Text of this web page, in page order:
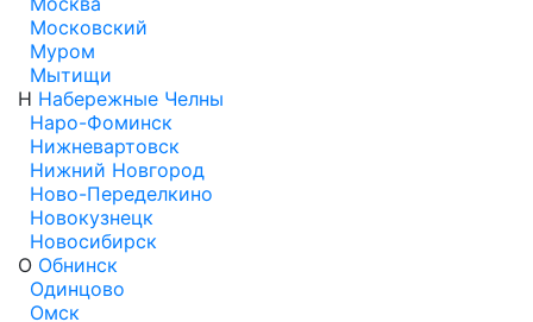
Московский
Муром
Мытищи
Н Набережные Челны
Наро-Фоминск
Нижневартовск
Нижний Новгород
Ново-Переделкино
Новокузнецк
Новосибирск
О Обнинск
Одинцово
Омск